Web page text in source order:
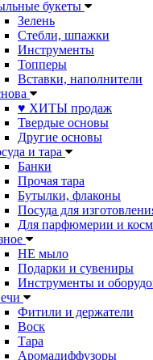
букеты
Зелень
Стебли, шпажки
Инструменты
Топперы
Вставки, наполнители
♥ ХИТЫ продаж
Твердые основы
Другие основы
и тара
Банки
Прочая тара
Бутылки, флаконы
Посуда для
Для парфюмерии и
НЕ мыло
Подарки и сувениры
Инструменты и
Фитили и держатели
Воск
Тара
Аромадиффузоры